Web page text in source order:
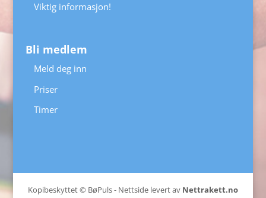
Viktig informasjon!
Bli medlem
Meld deg inn
Priser
Timer
Kopibeskyttet © BøPuls - Nettside levert av Nettrakett.no